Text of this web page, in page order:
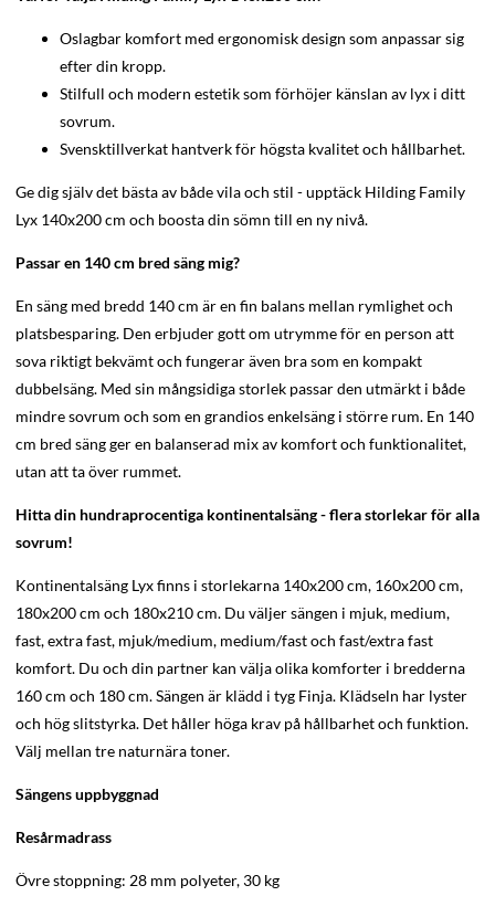
Oslagbar komfort med ergonomisk design som anpassar sig
efter din kropp.
Stilfull och modern estetik som förhöjer känslan av lyx i ditt
sovrum.
Svensktillverkat hantverk för högsta kvalitet och hållbarhet.
Ge dig själv det bästa av både vila och stil - upptäck Hilding Family
Lyx 140x200 cm och boosta din sömn till en ny nivå.
Passar en 140 cm bred säng mig?
En säng med bredd 140 cm är en fin balans mellan rymlighet och
platsbesparing. Den erbjuder gott om utrymme för en person att
sova riktigt bekvämt och fungerar även bra som en kompakt
dubbelsäng. Med sin mångsidiga storlek passar den utmärkt i både
mindre sovrum och som en grandios enkelsäng i större rum. En 140
cm bred säng ger en balanserad mix av komfort och funktionalitet,
utan att ta över rummet.
Hitta din hundraprocentiga kontinentalsäng - flera storlekar för alla
sovrum!
Kontinentalsäng Lyx finns i storlekarna 140x200 cm, 160x200 cm,
180x200 cm och 180x210 cm. Du väljer sängen i mjuk, medium,
fast, extra fast, mjuk/medium, medium/fast och fast/extra fast
komfort. Du och din partner kan välja olika komforter i bredderna
160 cm och 180 cm. Sängen är klädd i tyg Finja. Klädseln har lyster
och hög slitstyrka. Det håller höga krav på hållbarhet och funktion.
Välj mellan tre naturnära toner.
Sängens uppbyggnad
Resårmadrass
Övre stoppning: 28 mm polyeter, 30 kg